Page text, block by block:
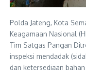
Polda Jateng, Kota
Keagamaan Nasional
Tim Satgas Pangan
inspeksi mendadak
dan ketersediaan